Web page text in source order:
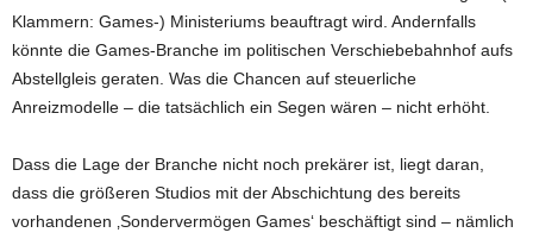
Klammern: Games-) Ministeriums beauftragt wird. Andernfalls
könnte die Games-Branche im politischen Verschiebebahnhof aufs
Abstellgleis geraten. Was die Chancen auf steuerliche
Anreizmodelle – die tatsächlich ein Segen wären – nicht erhöht.
Dass die Lage der Branche nicht noch prekärer ist, liegt daran,
dass die größeren Studios mit der Abschichtung des bereits
vorhandenen ‚Sondervermögen Games‘ beschäftigt sind – nämlich